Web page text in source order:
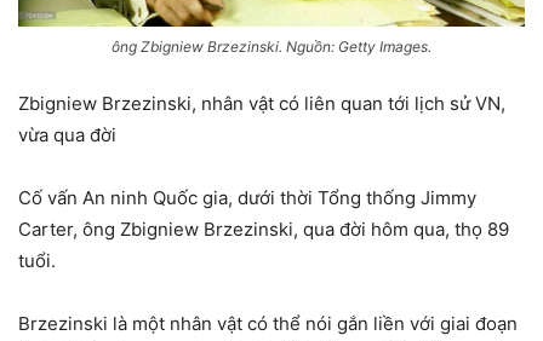
ông Zbigniew Brzezinski. Nguồn: Getty Images.
Zbigniew Brzezinski, nhân vật có liên quan tới lịch sử VN,
vừa qua đời
Cố vấn An ninh Quốc gia, dưới thời Tổng thống Jimmy
Carter, ông Zbigniew Brzezinski, qua đời hôm qua, thọ 89
tuổi.
Brzezinski là một nhân vật có thể nói gắn liền với giai đoạn